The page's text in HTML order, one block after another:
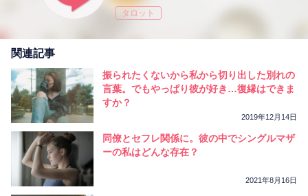
タロット
関連記事
振られたくないから私から切り出した別れの
言葉。でもやっぱり彼が好き…復縁はできま
すか？
2019年12月14日
同僚とセフレ関係に。彼の中でシングルマザ
ーの私はどんな存在？
2021年8月16日